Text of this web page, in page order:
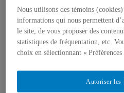
Accueil
Organigramme
Consultation en cours
Registre des documents
directives et procédures)
Règlements
Directives
Nous utilisons des témoins
informations qui nous permettent
le site, de vous proposer des
statistiques de fréquentation, etc.
choix en sélectionnant « Préférences
Autoriser les